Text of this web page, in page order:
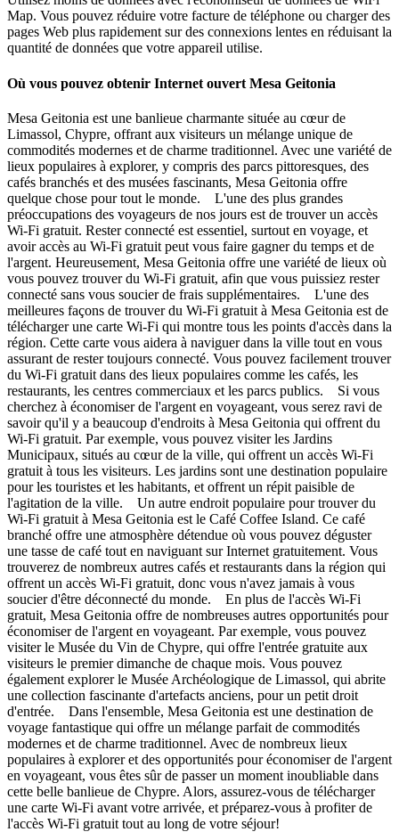
Map. Vous pouvez réduire votre facture de téléphone ou charger des
pages Web plus rapidement sur des connexions lentes en réduisant la
quantité de données que votre appareil utilise.
Où vous pouvez obtenir Internet ouvert Mesa Geitonia
Mesa Geitonia est une banlieue charmante située au cœur de
Limassol, Chypre, offrant aux visiteurs un mélange unique de
commodités modernes et de charme traditionnel. Avec une variété de
lieux populaires à explorer, y compris des parcs pittoresques, des
cafés branchés et des musées fascinants, Mesa Geitonia offre
quelque chose pour tout le monde. L'une des plus grandes
préoccupations des voyageurs de nos jours est de trouver un accès
Wi-Fi gratuit. Rester connecté est essentiel, surtout en voyage, et
avoir accès au Wi-Fi gratuit peut vous faire gagner du temps et de
l'argent. Heureusement, Mesa Geitonia offre une variété de lieux où
vous pouvez trouver du Wi-Fi gratuit, afin que vous puissiez rester
connecté sans vous soucier de frais supplémentaires. L'une des
meilleures façons de trouver du Wi-Fi gratuit à Mesa Geitonia est de
télécharger une carte Wi-Fi qui montre tous les points d'accès dans la
région. Cette carte vous aidera à naviguer dans la ville tout en vous
assurant de rester toujours connecté. Vous pouvez facilement trouver
du Wi-Fi gratuit dans des lieux populaires comme les cafés, les
restaurants, les centres commerciaux et les parcs publics. Si vous
cherchez à économiser de l'argent en voyageant, vous serez ravi de
savoir qu'il y a beaucoup d'endroits à Mesa Geitonia qui offrent du
Wi-Fi gratuit. Par exemple, vous pouvez visiter les Jardins
Municipaux, situés au cœur de la ville, qui offrent un accès Wi-Fi
gratuit à tous les visiteurs. Les jardins sont une destination populaire
pour les touristes et les habitants, et offrent un répit paisible de
l'agitation de la ville. Un autre endroit populaire pour trouver du
Wi-Fi gratuit à Mesa Geitonia est le Café Coffee Island. Ce café
branché offre une atmosphère détendue où vous pouvez déguster
une tasse de café tout en naviguant sur Internet gratuitement. Vous
trouverez de nombreux autres cafés et restaurants dans la région qui
offrent un accès Wi-Fi gratuit, donc vous n'avez jamais à vous
soucier d'être déconnecté du monde. En plus de l'accès Wi-Fi
gratuit, Mesa Geitonia offre de nombreuses autres opportunités pour
économiser de l'argent en voyageant. Par exemple, vous pouvez
visiter le Musée du Vin de Chypre, qui offre l'entrée gratuite aux
visiteurs le premier dimanche de chaque mois. Vous pouvez
également explorer le Musée Archéologique de Limassol, qui abrite
une collection fascinante d'artefacts anciens, pour un petit droit
d'entrée. Dans l'ensemble, Mesa Geitonia est une destination de
voyage fantastique qui offre un mélange parfait de commodités
modernes et de charme traditionnel. Avec de nombreux lieux
populaires à explorer et des opportunités pour économiser de l'argent
en voyageant, vous êtes sûr de passer un moment inoubliable dans
cette belle banlieue de Chypre. Alors, assurez-vous de télécharger
une carte Wi-Fi avant votre arrivée, et préparez-vous à profiter de
l'accès Wi-Fi gratuit tout au long de votre séjour!